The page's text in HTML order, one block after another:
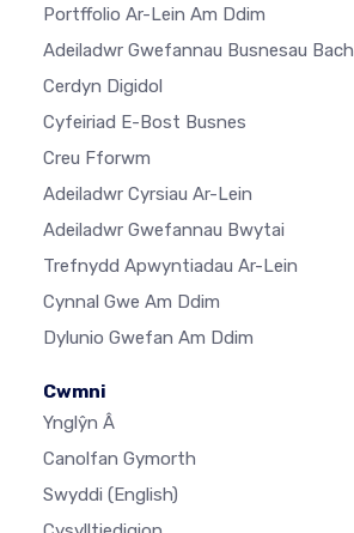
Portffolio Ar-Lein Am Ddim
Adeiladwr Gwefannau Busnesau Bach
Cerdyn Digidol
Cyfeiriad E-Bost Busnes
Creu Fforwm
Adeiladwr Cyrsiau Ar-Lein
Adeiladwr Gwefannau Bwytai
Trefnydd Apwyntiadau Ar-Lein
Cynnal Gwe Am Ddim
Dylunio Gwefan Am Ddim
Cwmni
Ynglŷn Â
Canolfan Gymorth
Swyddi (English)